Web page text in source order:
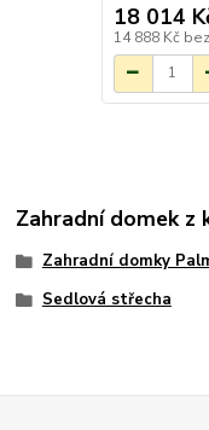
18 014
14 888 Kč
Zahradní domek z
Zahradní domky
Sedlová střecha